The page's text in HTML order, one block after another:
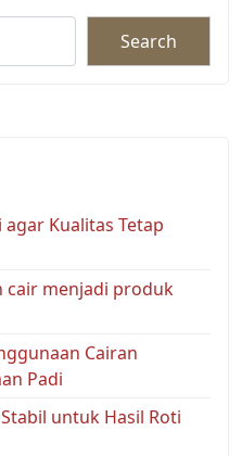
Search
agar Kualitas Tetap
cair menjadi produk
Cairan
Padi
untuk Hasil Roti